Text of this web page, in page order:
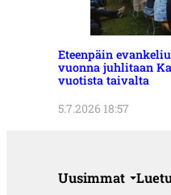
Eteenpäin
vuonna juhlitaan
vuotista taivalta
5.7.2026 18:57
Uusimmat